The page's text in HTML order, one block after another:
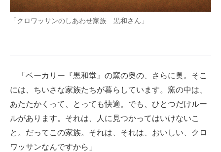
IT製品の技術・比較・事例
モノづくり技術者専門サイト
エレクトロニクス専門サイト
エネルギーの専門メディア
建設×テクノロジーの最前線
「クロワッサンのしあわせ家族 黒和さん」
「ベーカリー『黒和堂』の窯の奥の、さらに奥。そこ
には、ちいさな家族たちが暮らしています。窯の中は、
あたたかくって、とっても快適。でも、ひとつだけルー
ルがあります。それは、人に見つかってはいけないこ
と。だってこの家族。それは、それは、おいしい、クロ
ワッサンなんですから」